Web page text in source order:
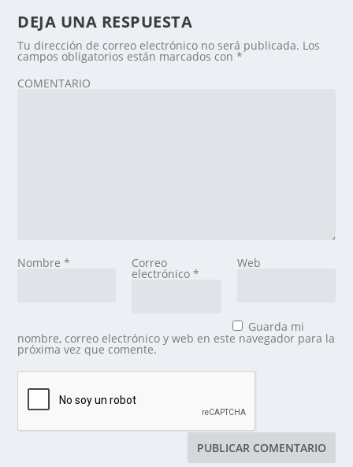
DEJA UNA RESPUESTA
Tu dirección de correo electrónico no será publicada. Los
campos obligatorios están marcados con*
COMENTARIO
Nombre* Correo
electrónico *
Web
Guarda mi
nombre, correo electrónico y web en este navegador para la
próxima vez que comente.